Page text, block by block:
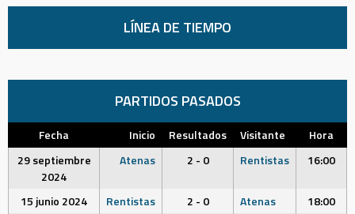
LÍNEA DE TIEMPO
PARTIDOS PASADOS
Fecha Inicio Resultados Visitante
Hora
29 septiembre
2024
Atenas 2 - 0 Rentistas 16:00
15 junio 2024 Rentistas 2 - 0 Atenas
18:00